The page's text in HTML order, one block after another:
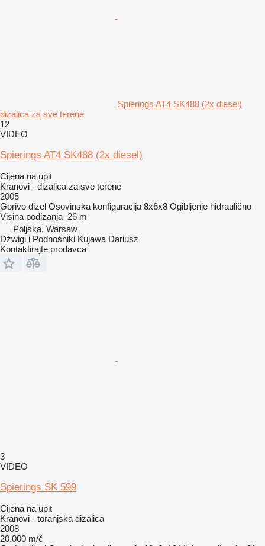
Spierings AT4 SK488 (2x diesel)
dizalica za sve terene
12
VIDEO
Spierings AT4 SK488 (2x diesel)
Cijena na upit
Kranovi - dizalica za sve terene
2005
Gorivo dizel Osovinska konfiguracija 8x6x8 Ogibljenje hidraulično
Visina podizanja 26 m
Poljska, Warsaw
Dźwigi i Podnośniki Kujawa Dariusz
Kontaktirajte prodavca
3
VIDEO
Spierings SK 599
Cijena na upit
Kranovi - toranjska dizalica
2008
20.000 m/č